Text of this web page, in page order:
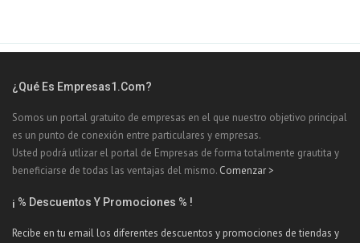
¿Qué Es Empresas1.com?
Somos un portal gratuito de empresas en el que nuestro objetivo principal
es un punto de conexión entre particulares y empresas.
Usted podrá utlizar el portal de Empresas de forma totalmente grautita y
beneficiarse de todas las ventajas del mismo. Comenzar >
¡ % Descuentos Y Promociones % !
Recibe en tu email los diferentes descuentos y promociones de tiendas y